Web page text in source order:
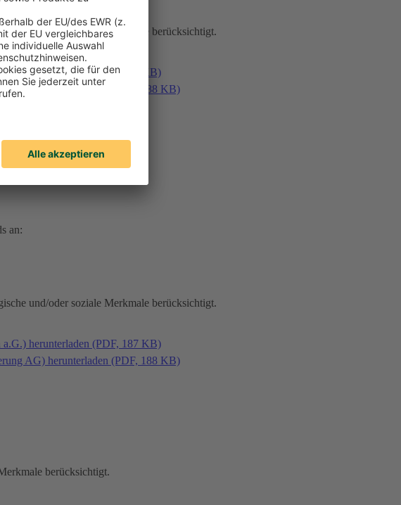
und/oder soziale Merkmale berücksichtigt.
herunterladen (PDF, 187 KB)
AG) herunterladen (PDF, 188 KB)
an:
und/oder soziale Merkmale berücksichtigt.
herunterladen (PDF, 187 KB)
AG) herunterladen (PDF, 188 KB)
berücksichtigt.